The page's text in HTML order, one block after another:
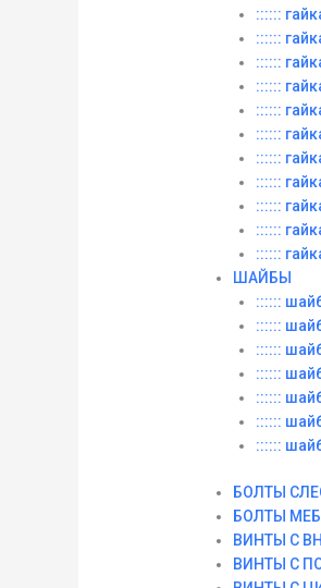
::::::
::::::
::::::
::::::
::::::
::::::
::::::
::::::
::::::
::::::
::::::
ШАЙБЫ
::::::
::::::
::::::
::::::
::::::
::::::
::::::
БОЛТЫ
БОЛТЫ
ВИНТЫ С
ВИНТЫ С